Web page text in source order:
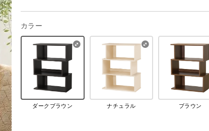
カラー
ダークブラウン ナチュラル ブラウン